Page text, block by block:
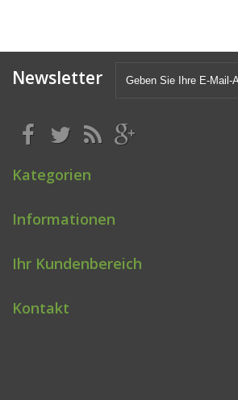
Newsletter
Kategorien
Informationen
Ihr Kundenbereich
Kontakt